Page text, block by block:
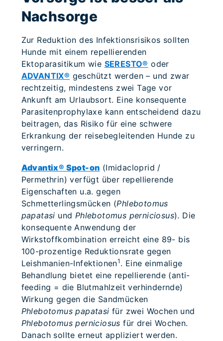
Nachsorge
Zur Reduktion des Infektionsrisikos sollten
Hunde mit einem repellierenden
Ektoparasitikum wie SERESTO® oder
ADVANTIX® geschützt werden – und zwar
rechtzeitig, mindestens zwei Tage vor
Ankunft am Urlaubsort. Eine konsequente
Parasitenprophylaxe kann entscheidend dazu
beitragen, das Risiko für eine schwere
Erkrankung der reisebegleitenden Hunde zu
verringern.
Advantix® Spot-on (Imidacloprid /
Permethrin) verfügt über repellierende
Eigenschaften u.a. gegen
Schmetterlingsmücken (Phlebotomus
papatasi und Phlebotomus perniciosus). Die
konsequente Anwendung der
Wirkstoffkombination erreicht eine 89- bis
100-prozentige Reduktionsrate gegen
Leishmanien-Infektionen1 . Eine einmalige
Behandlung bietet eine repellierende (anti-
feeding = die Blutmahlzeit verhindernde)
Wirkung gegen die Sandmücken
Phlebotomus papatasi für zwei Wochen und
Phlebotomus perniciosus für drei Wochen.
Danach sollte erneut appliziert werden.